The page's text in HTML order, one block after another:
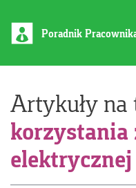
Poradnik
Artykuły na
elektrycznej